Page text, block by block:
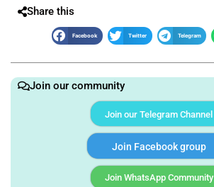
Share this
Facebook Twitter Telegram
Join our community
Join our Telegram Channel
Join Facebook group
Join WhatsApp Community